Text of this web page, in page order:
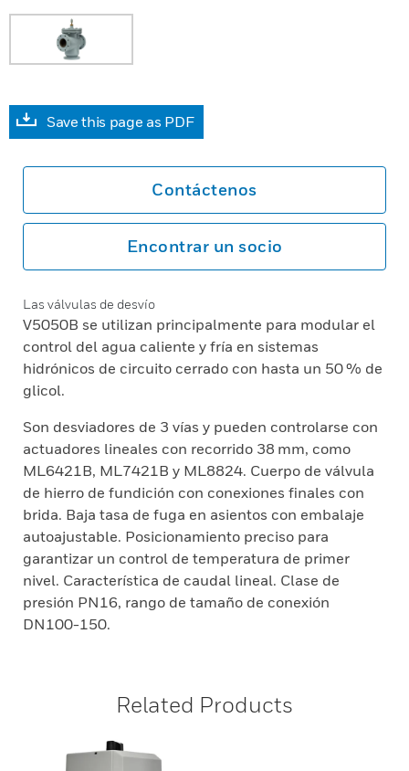
Save this page as PDF
Contáctenos
Encontrar un socio
Las válvulas de desvío
V5050B se utilizan principalmente para modular el
control del agua caliente y fría en sistemas
hidrónicos de circuito cerrado con hasta un 50 % de
glicol.
Son desviadores de 3 vías y pueden controlarse con
actuadores lineales con recorrido 38 mm, como
ML6421B, ML7421B y ML8824. Cuerpo de válvula
de hierro de fundición con conexiones finales con
brida. Baja tasa de fuga en asientos con embalaje
autoajustable. Posicionamiento preciso para
garantizar un control de temperatura de primer
nivel. Característica de caudal lineal. Clase de
presión PN16, rango de tamaño de conexión
DN100-150.
Related Products